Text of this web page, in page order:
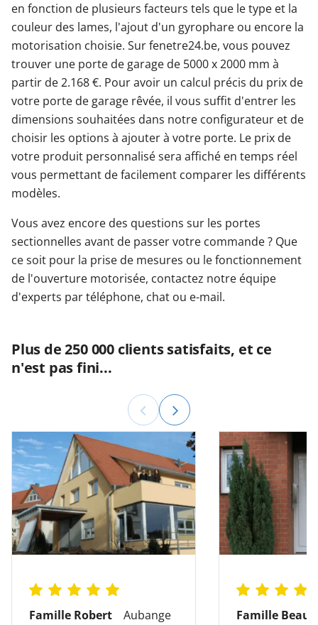
en fonction de plusieurs facteurs tels que le type et la
couleur des lames, l'ajout d'un gyrophare ou encore la
motorisation choisie. Sur fenetre24.be, vous pouvez
trouver une porte de garage de 5000 x 2000 mm à
partir de 2.168 €. Pour avoir un calcul précis du prix de
votre porte de garage rêvée, il vous suffit d'entrer les
dimensions souhaitées dans notre configurateur et de
choisir les options à ajouter à votre porte. Le prix de
votre produit personnalisé sera affiché en temps réel
vous permettant de facilement comparer les différents
modèles.
Vous avez encore des questions sur les portes
sectionnelles avant de passer votre commande ? Que
ce soit pour la prise de mesures ou le fonctionnement
de l'ouverture motorisée, contactez notre équipe
d'experts par téléphone, chat ou e-mail.
Plus de 250 000 clients satisfaits, et ce
n'est pas fini...
Famille Robert Aubange Famille